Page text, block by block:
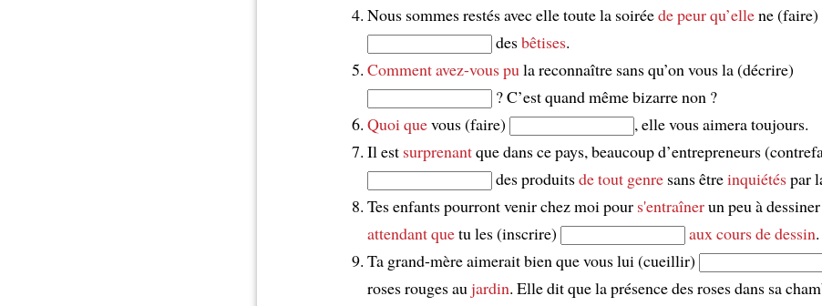
Nous sommes restés avec elle toute la soiréede peur qu’ellene (faire)
desbêtises.
Comment avez-vous pula reconnaître sans qu’on vous la (décrire)
? C’est quand même bizarre non ?
Quoi quevous (faire)
, elle vous aimera toujours.
Il est surprenantque dans ce pays, beaucoup d’entrepreneurs
des produitsde tout genresans êtreinquiétéspar
Tes enfants pourront venir chez moi pour s'entraînerun peu à dessiner
attendant quetu les (inscrire) aux cours de dessin.
Ta grand-mère aimerait bien que vous lui (cueillir)
roses rouges aujardin. Elle dit que la présence des roses dans sa